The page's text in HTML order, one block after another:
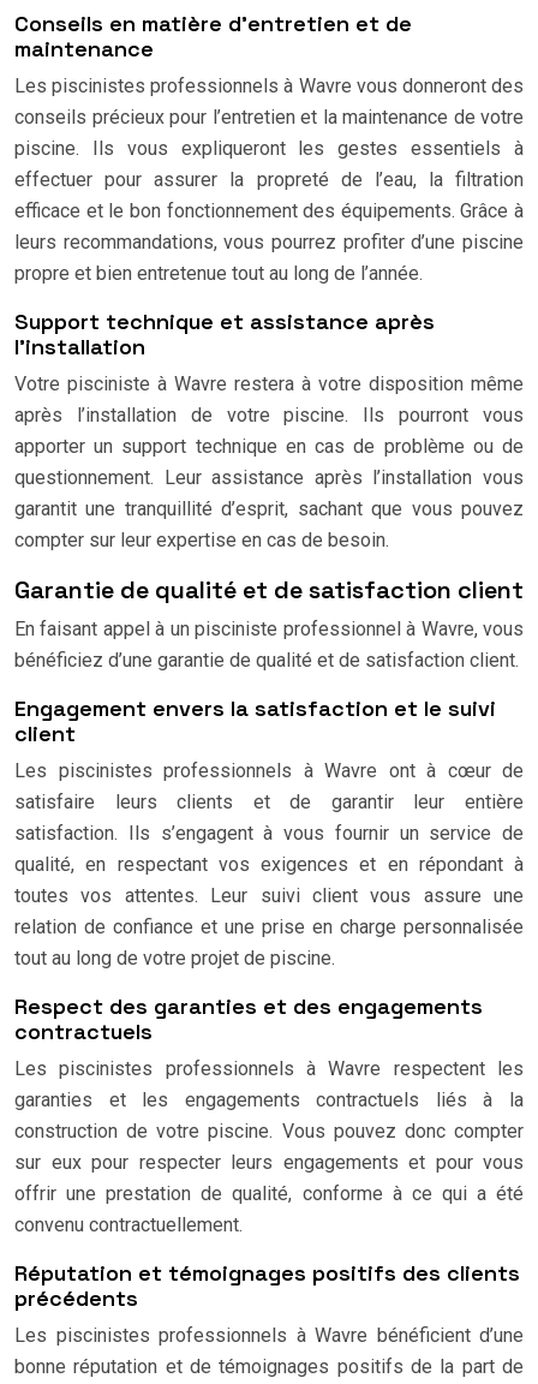
Conseils en matière d’entretien et de
maintenance
Les piscinistes professionnels à Wavre vous donneront des
conseils précieux pour l’entretien et la maintenance de votre
piscine. Ils vous expliqueront les gestes essentiels à
effectuer pour assurer la propreté de l’eau, la filtration
efficace et le bon fonctionnement des équipements. Grâce à
leurs recommandations, vous pourrez profiter d’une piscine
propre et bien entretenue tout au long de l’année.
Support technique et assistance après
l’installation
Votre pisciniste à Wavre restera à votre disposition même
après l’installation de votre piscine. Ils pourront vous
apporter un support technique en cas de problème ou de
questionnement. Leur assistance après l’installation vous
garantit une tranquillité d’esprit, sachant que vous pouvez
compter sur leur expertise en cas de besoin.
Garantie de qualité et de satisfaction client
En faisant appel à un pisciniste professionnel à Wavre, vous
bénéficiez d’une garantie de qualité et de satisfaction client.
Engagement envers la satisfaction et le suivi
client
Les piscinistes professionnels à Wavre ont à cœur de
satisfaire leurs clients et de garantir leur entière
satisfaction. Ils s’engagent à vous fournir un service de
qualité, en respectant vos exigences et en répondant à
toutes vos attentes. Leur suivi client vous assure une
relation de confiance et une prise en charge personnalisée
tout au long de votre projet de piscine.
Respect des garanties et des engagements
contractuels
Les piscinistes professionnels à Wavre respectent les
garanties et les engagements contractuels liés à la
construction de votre piscine. Vous pouvez donc compter
sur eux pour respecter leurs engagements et pour vous
offrir une prestation de qualité, conforme à ce qui a été
convenu contractuellement.
Réputation et témoignages positifs des clients
précédents
Les piscinistes professionnels à Wavre bénéficient d’une
bonne réputation et de témoignages positifs de la part de